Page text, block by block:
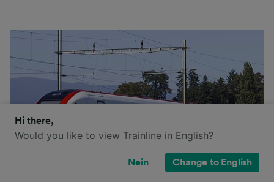
Hi there,
Would you like to view Trainline in English?
Nein Change to English